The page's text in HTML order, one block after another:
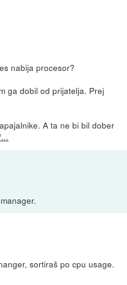
nabija procesor?
ga dobil od prijatelja. Prej
A ta ne bi bil dober
sortiraš po cpu usage.